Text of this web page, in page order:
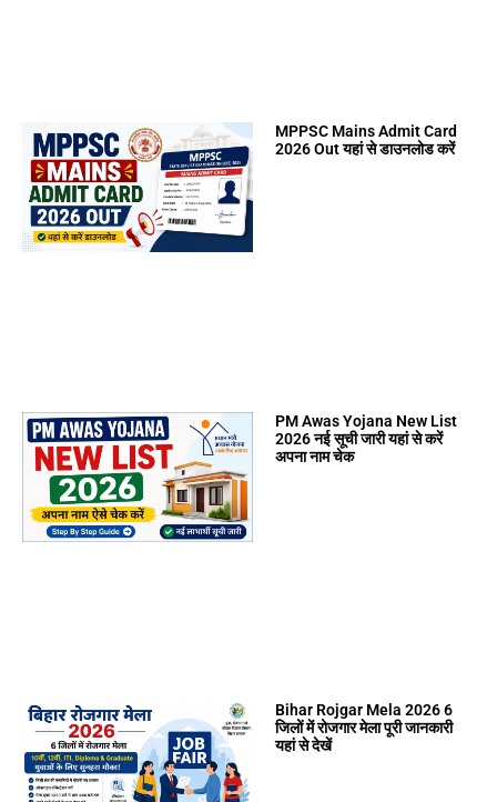
MPPSC Mains Admit Card
2026 Out यहां से डाउनलोड करें
PM Awas Yojana New List
2026 नई सूची जारी यहां से करें
अपना नाम चेक
Bihar Rojgar Mela 2026 6
जिलों में रोजगार मेला पूरी जानकारी
यहां से देखें